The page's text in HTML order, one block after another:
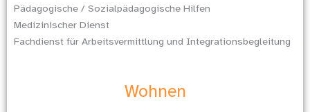
Pädagogische / Sozialpädagogische Hilfen
Medizinischer Dienst
Fachdienst für Arbeitsvermittlung und Integrationsbegleitung
Wohnen